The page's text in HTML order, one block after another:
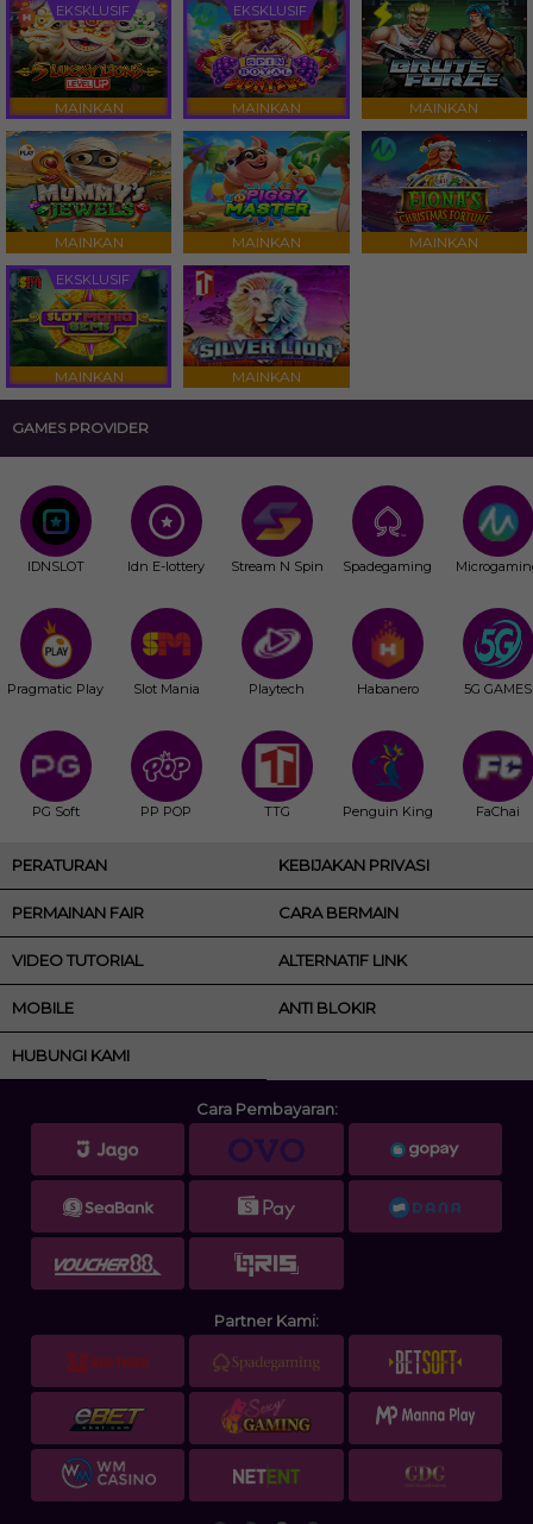
EKSKLUSIF
MAINKAN
EKSKLUSIF
MAINKAN MAINKAN
MAINKAN MAINKAN MAINKAN
EKSKLUSIF
MAINKAN MAINKAN
GAMES PROVIDER
IDNSLOT
Pragmatic Play
PG Soft
Idn E-lottery
Slot Mania
PP POP
Stream N Spin
Playtech
TTG
Spadegaming
Habanero
Penguin King
5G GAMES
FaChai
PERATURAN KEBIJAKAN PRIVASI
PERMAINAN FAIR CARA BERMAIN
VIDEO TUTORIAL ALTERNATIF LINK
MOBILE ANTI BLOKIR
HUBUNGI KAMI
Cara Pembayaran:
Partner Kami: